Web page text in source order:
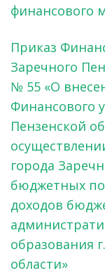
финансового
Приказ
Заречного
№ 55 «О
Финансового
Пензенской
города
бюджетных
доходов
образования
области»